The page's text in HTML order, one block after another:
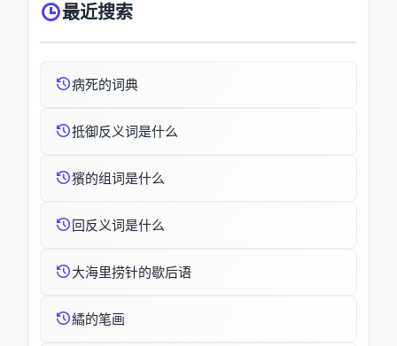
最近搜索
病死的词典
抵御反义词是什么
獱的组词是什么
回反义词是什么
大海里捞针的歇后语
繘的笔画